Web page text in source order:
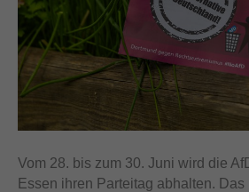
Vom 28. bis zum 30. Juni wird die
Essen ihren Parteitag abhalten.